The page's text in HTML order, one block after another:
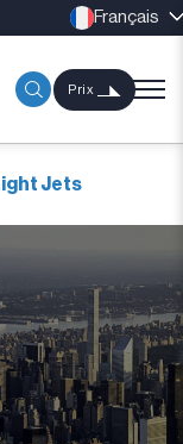
Français
Prix
Jets